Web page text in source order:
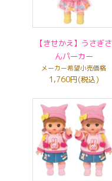
【きせかえ】うさぎさ
んパーカー
メーカー希望小売価格
1,760円(税込)